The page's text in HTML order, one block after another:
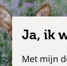
Ja, ik
Met mijn